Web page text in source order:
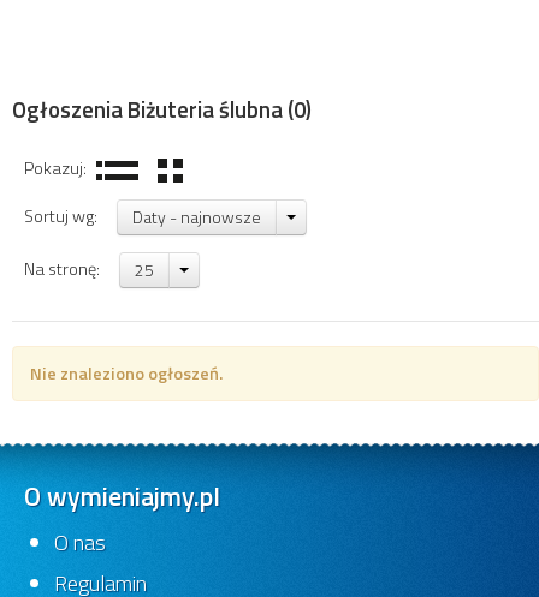
Ogłoszenia Biżuteria ślubna(0)
Pokazuj:
Sortuj wg:
Daty - najnowsze
Na stronę: 25
Nie znaleziono ogłoszeń.
O wymieniajmy.pl
O nas
Regulamin